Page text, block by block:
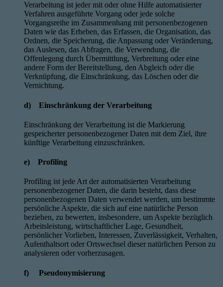
Verarbeitung ist jeder mit oder ohne Hilfe automatisierter
Verfahren ausgeführte Vorgang oder jede solche
Vorgangsreihe im Zusammenhang mit personenbezogenen
Daten wie das Erheben, das Erfassen, die Organisation, das
Ordnen, die Speicherung, die Anpassung oder Veränderung,
das Auslesen, das Abfragen, die Verwendung, die
Offenlegung durch Übermittlung, Verbreitung oder eine
andere Form der Bereitstellung, den Abgleich oder die
Verknüpfung, die Einschränkung, das Löschen oder die
Vernichtung.
d) Einschränkung der Verarbeitung
Einschränkung der Verarbeitung ist die Markierung
gespeicherter personenbezogener Daten mit dem Ziel, ihre
künftige Verarbeitung einzuschränken.
e) Profiling
Profiling ist jede Art der automatisierten Verarbeitung
personenbezogener Daten, die darin besteht, dass diese
personenbezogenen Daten verwendet werden, um bestimmte
persönliche Aspekte, die sich auf eine natürliche Person
beziehen, zu bewerten, insbesondere, um Aspekte bezüglich
Arbeitsleistung, wirtschaftlicher Lage, Gesundheit,
persönlicher Vorlieben, Interessen, Zuverlässigkeit, Verhalten,
Aufenthaltsort oder Ortswechsel dieser natürlichen Person zu
analysieren oder vorherzusagen.
f) Pseudonymisierung